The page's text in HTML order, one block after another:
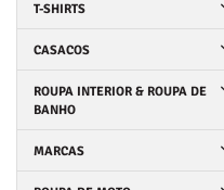
T-SHIRTS
CASACOS
ROUPA INTERIOR & ROUPA DE
BANHO
MARCAS